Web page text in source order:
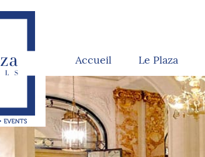
Accueil Le Plaza